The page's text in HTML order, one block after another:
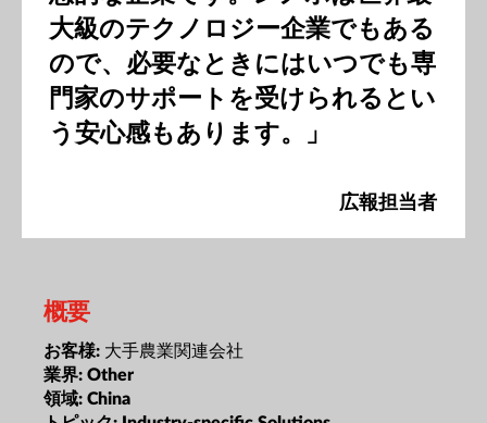
大級のテクノロジー企業でもある
ので、必要なときにはいつでも専
門家のサポートを受けられるとい
う安心感もあります。」
広報担当者
概要
お客様: 大手農業関連会社
業界: Other
領域: China